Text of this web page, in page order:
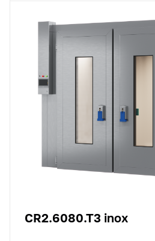
CR2.6080.T3 inox